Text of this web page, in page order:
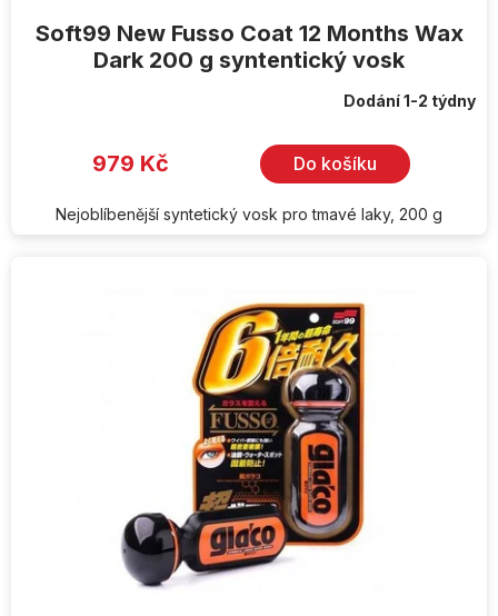
Soft99 New Fusso Coat 12 Months Wax
Dark 200 g syntentický vosk
Dodání 1-2 týdny
979 Kč Do košíku
Nejoblíbenější syntetický vosk pro tmavé laky, 200 g